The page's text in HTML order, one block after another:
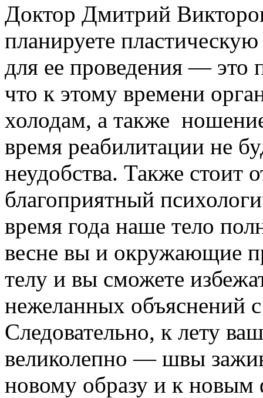
Доктор Дмитрий
планируете
для ее проведения — это
что к этому времени
холодам, а также
время реабилитации не
неудобства. Также стоит
благоприятный
время года наше тело
весне вы и окружающие
телу и вы сможете
нежеланных объяснений
Следовательно, к лету
великолепно — швы
новому образу и к